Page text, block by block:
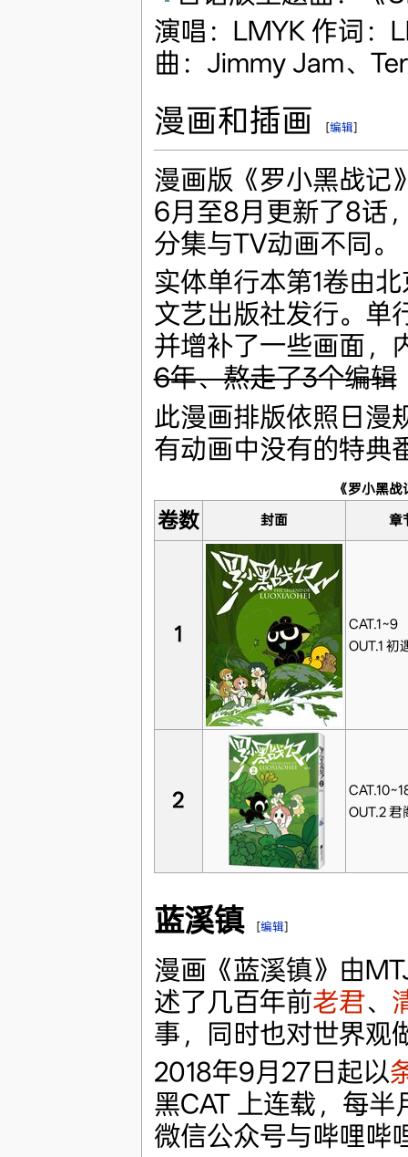
演唱：LMYK 作词：
曲：Jimmy Jam、
漫画和插画 [编辑]
漫画版《罗小黑战记
6月至8月更新了8话
分集与TV动画不同。
实体单行本第1卷由
文艺出版社发行。单
并增补了一些画面，
6年、熬走了3个编辑
此漫画排版依照日漫
有动画中没有的特典
《罗小黑
卷数 封面 章
1
CAT.1~9
OUT.1 初
2
OUT.2 君
蓝溪镇 [编辑]
漫画《蓝溪镇》由
述了几百年前老君、
事，同时也对世界观
2018年9月27日起以
黑CAT 上连载，每
微信公众号与哔哩哔